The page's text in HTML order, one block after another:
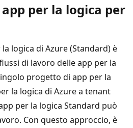
per la logica per
logica di Azure (Standard) è
di lavoro delle app per la
progetto di app per la
la logica di Azure a tenant
per la logica Standard può
Con questo approccio, è